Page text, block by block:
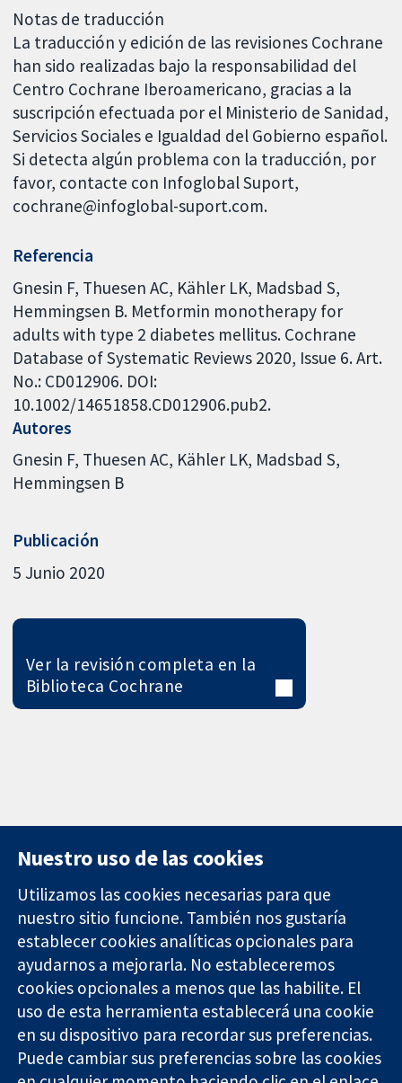
Notas de traducción
La traducción y edición de las revisiones Cochrane
han sido realizadas bajo la responsabilidad del
Centro Cochrane Iberoamericano, gracias a la
suscripción efectuada por el Ministerio de Sanidad,
Servicios Sociales e Igualdad del Gobierno español.
Si detecta algún problema con la traducción, por
favor, contacte con Infoglobal Suport,
cochrane@infoglobal-suport.com.
Referencia
Gnesin F, Thuesen AC, Kähler LK, Madsbad S,
Hemmingsen B. Metformin monotherapy for
adults with type 2 diabetes mellitus. Cochrane
Database of Systematic Reviews 2020, Issue 6. Art.
No.: CD012906. DOI:
10.1002/14651858.CD012906.pub2.
Autores
Gnesin F Thuesen AC Kähler LK Madsbad S
Hemmingsen B
Publicación
5 Junio 2020
Ver la revisión completa en la
Biblioteca Cochrane
Evidencia fiable.
Decisiones
informadas.
Mejor salud.
11-13 Cavendish
Square
Londres
W1G 0AN
Reino Unido
Contacto
Noticias
Prensa
Sobre
nosotros
Empleo
Cochrane
Library
Nuestro uso de las cookies
Utilizamos las cookies necesarias para que
nuestro sitio funcione. También nos gustaría
establecer cookies analíticas opcionales para
ayudarnos a mejorarla. No estableceremos
cookies opcionales a menos que las habilite. El
uso de esta herramienta establecerá una cookie
en su dispositivo para recordar sus preferencias.
Puede cambiar sus preferencias sobre las cookies